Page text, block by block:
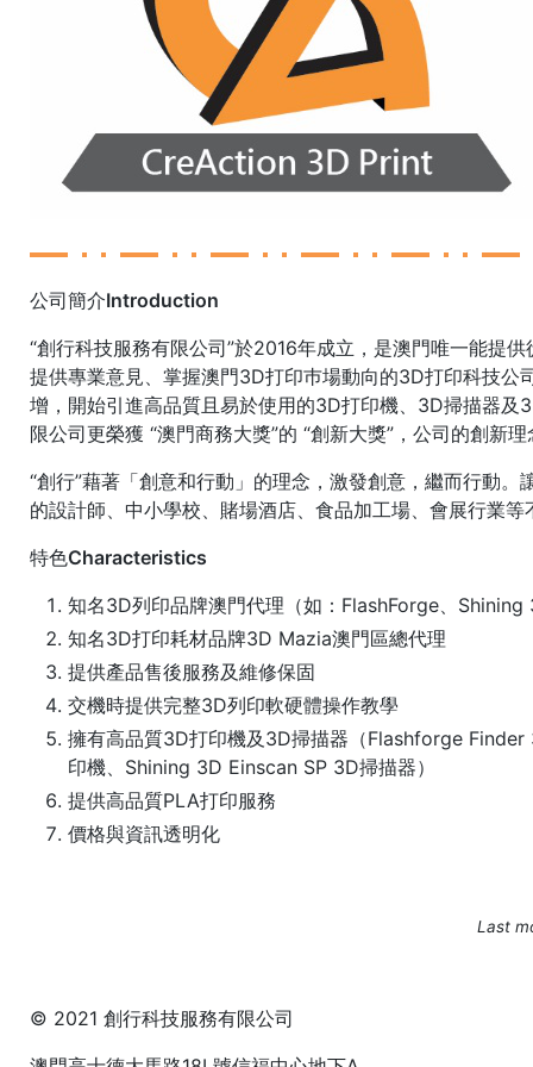
公司簡介Introduction
“創行科技服務有限公司”於2016年成立，是澳門唯一能提
提供專業意見、掌握澳門3D打印巿場動向的3D打印科技
增，開始引進高品質且易於使用的3D打印機、3D掃描器
限公司更榮獲 “澳門商務大獎”的 “創新大獎”，公司的創新
“創行”藉著「創意和行動」的理念，激發創意，繼而行動
的設計師、中小學校、賭場酒店、食品加工場、會展行業
特色Characteristics
知名3D列印品牌澳門代理（如：FlashForge、Shining
知名3D打印耗材品牌3D Mazia澳門區總代理
提供產品售後服務及維修保固
交機時提供完整3D列印軟硬體操作教學
擁有高品質3D打印機及3D掃描器（Flashforge
印機、Shining 3D Einscan SP 3D掃描器）
提供高品質PLA打印服務
價格與資訊透明化
Last
© 2021 創行科技服務有限公司